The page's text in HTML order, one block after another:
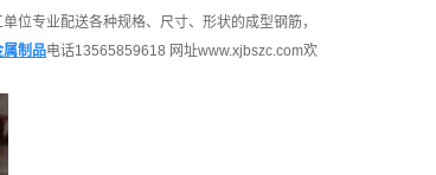
位专业配送各种规格、尺寸、形状的成型钢筋，
属制品电话13565859618 网址www.xjbszc.com欢